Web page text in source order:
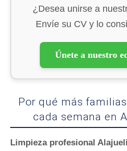
¿Desea unirse a
Envíe su CV y lo
Únete a nuestro
Por qué más
cada semana en
Limpieza profesional